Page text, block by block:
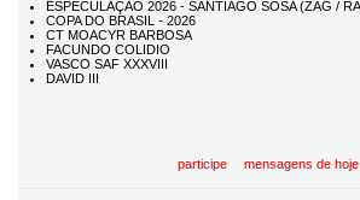
participe mensagens de hoje